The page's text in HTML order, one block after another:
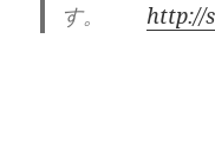
す。 http://